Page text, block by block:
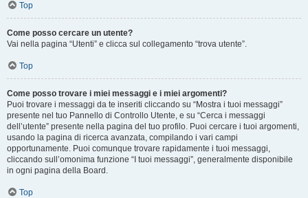
Top
Come posso cercare un utente?
Vai nella pagina “Utenti” e clicca sul collegamento “trova utente”.
Top
Come posso trovare i miei messaggi e i miei argomenti?
Puoi trovare i messaggi da te inseriti cliccando su “Mostra i tuoi messaggi”
presente nel tuo Pannello di Controllo Utente, e su “Cerca i messaggi
dell’utente” presente nella pagina del tuo profilo. Puoi cercare i tuoi argomenti,
usando la pagina di ricerca avanzata, compilando i vari campi
opportunamente. Puoi comunque trovare rapidamente i tuoi messaggi,
cliccando sull’omonima funzione “I tuoi messaggi”, generalmente disponibile
in ogni pagina della Board.
Top